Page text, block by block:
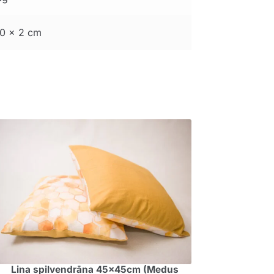
× 2 cm
Lina spilvendrāna 45x45cm (Medus